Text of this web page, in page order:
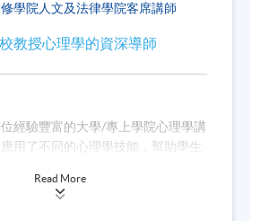
地址）。詳情請參閱
cht/teaching-and-
學院人文及法律學院客席講師
教授心理學的資深導師
經驗豐富的大學/專上學院心理學講
用了不同的心理學技能，幫助學生
文憑，並於修畢美國心理學碩士課
Read More